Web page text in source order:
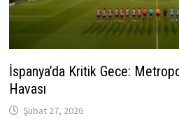
İspanya’da Kritik Gece:
Havası
Şubat 27, 2026